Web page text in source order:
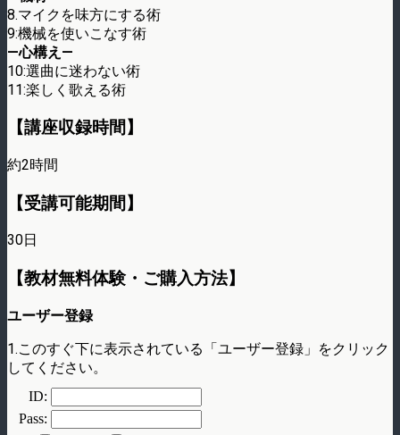
8.マイクを味方にする術
9:機械を使いこなす術
—心構え—
10:選曲に迷わない術
11:楽しく歌える術
【講座収録時間】
約2時間
【受講可能期間】
30日
【教材無料体験・ご購入方法】
ユーザー登録
1.このすぐ下に表示されている「ユーザー登録」をクリック
してください。